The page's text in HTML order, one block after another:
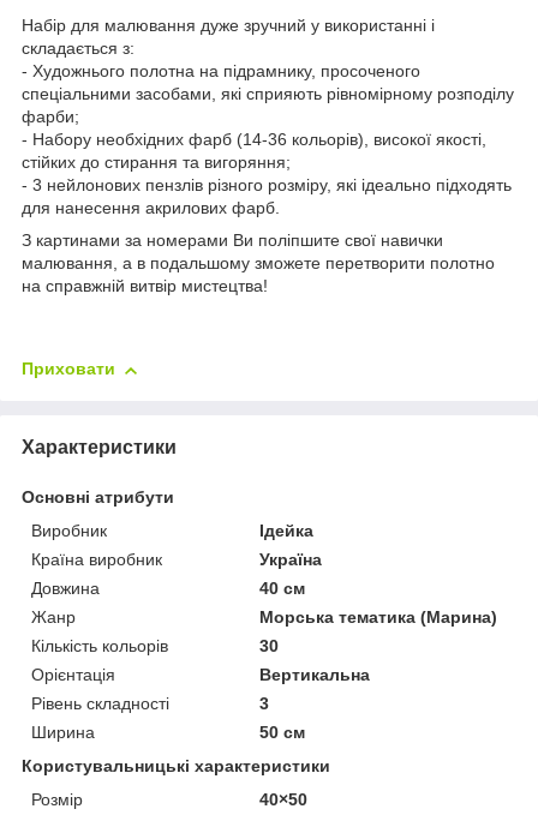
Набір для малювання дуже зручний у використанні і
складається з:
- Художнього полотна на підрамнику, просоченого
спеціальними засобами, які сприяють рівномірному розподілу
фарби;
- Набору необхідних фарб (14-36 кольорів), високої якості,
стійких до стирання та вигоряння;
- 3 нейлонових пензлів різного розміру, які ідеально підходять
для нанесення акрилових фарб.
З картинами за номерами Ви поліпшите свої навички
малювання, а в подальшому зможете перетворити полотно
на справжній витвір мистецтва!
Приховати
Характеристики
Основні атрибути
Виробник
Ідейка
Країна виробник
Україна
Довжина
40 см
Жанр
Морська тематика (Марина)
Кількість кольорів
30
Орієнтація
Вертикальна
Рівень складності
3
Ширина
50 см
Користувальницькі характеристики
Розмір
40×50